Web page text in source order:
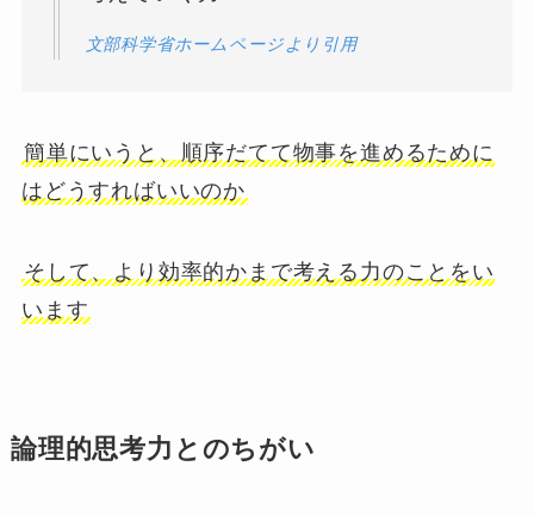
文部科学省ホームページより引用
簡単にいうと、順序だてて物事を進めるために
はどうすればいいのか
そして、より効率的かまで考える力のことをい
います
論理的思考力とのちがい